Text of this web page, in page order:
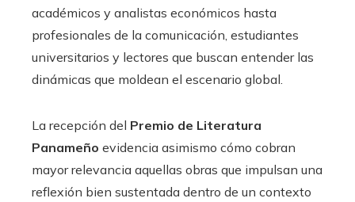
académicos y analistas económicos hasta
profesionales de la comunicación, estudiantes
universitarios y lectores que buscan entender las
dinámicas que moldean el escenario global.
La recepción del Premio de Literatura
Panameño evidencia asimismo cómo cobran
mayor relevancia aquellas obras que impulsan una
reflexión bien sustentada dentro de un contexto